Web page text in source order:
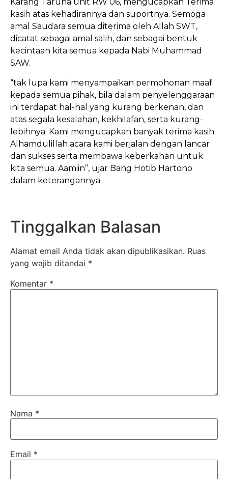
kasih atas kehadirannya dan suportnya. Semoga
amal Saudara semua diterima oleh Allah SWT,
dicatat sebagai amal salih, dan sebagai bentuk
kecintaan kita semua kepada Nabi Muhammad
SAW.
“tak lupa kami menyampaikan permohonan maaf
kepada semua pihak, bila dalam penyelenggaraan
ini terdapat hal-hal yang kurang berkenan, dan
atas segala kesalahan, kekhilafan, serta kurang-
lebihnya. Kami mengucapkan banyak terima kasih.
Alhamdulillah acara kami berjalan dengan lancar
dan sukses serta membawa keberkahan untuk
kita semua. Aamiin”, ujar Bang Hotib Hartono
dalam keterangannya.
Tinggalkan Balasan
Alamat email Anda tidak akan dipublikasikan. Ruas
yang wajib ditandai *
Komentar *
Nama *
Email *